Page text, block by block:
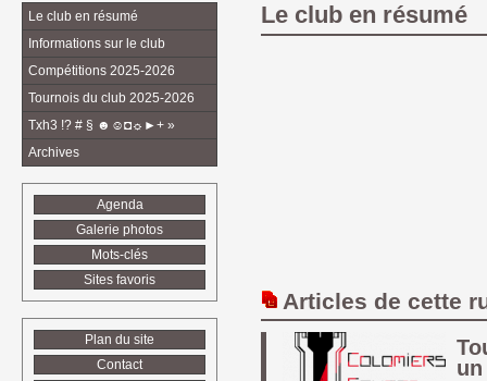
Le club en résumé
Articles de cette
Le club en résumé
Informations sur le club
Compétitions 2025-2026
Tournois du club 2025-2026
Txh3 !? # § ☻☺◘☼►+ »
Archives
Agenda
Galerie photos
Mots-clés
Sites favoris
Plan du site
Contact